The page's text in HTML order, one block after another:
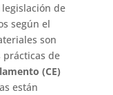
de
según el
son
prácticas de
(CE)
están